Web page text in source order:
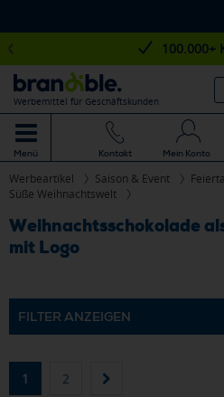
100.000+
Werbemittel für Geschäftskunden
Menü Kontakt Mein Konto
Werbeartikel Saison & Event
Süße Weihnachtswelt
Weihnachtsschokolade
mit Logo
FILTER ANZEIGEN
1 2